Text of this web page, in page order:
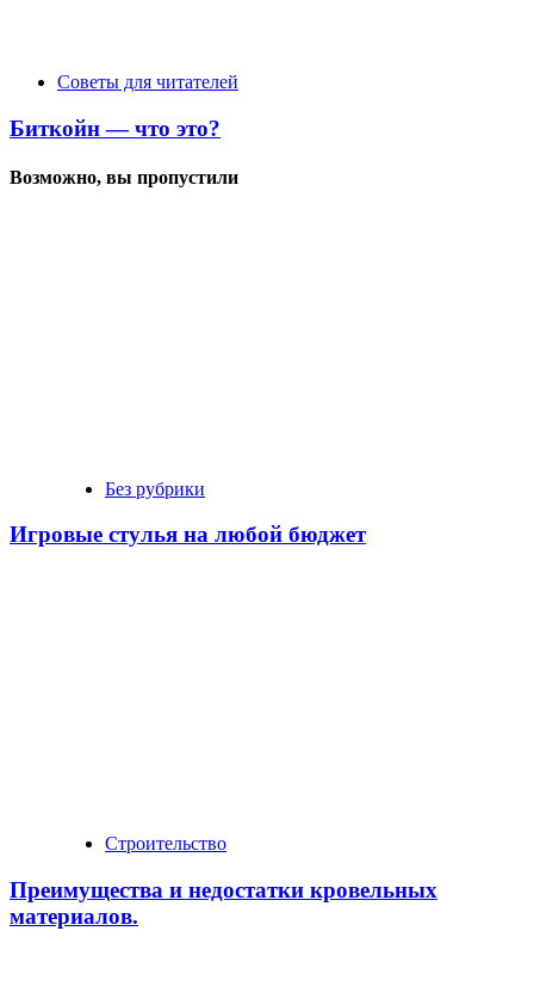
Советы для читателей
Биткойн — что это?
Возможно, вы пропустили
Без рубрики
Игровые стулья на любой бюджет
Строительство
Преимущества и недостатки кровельных
материалов.